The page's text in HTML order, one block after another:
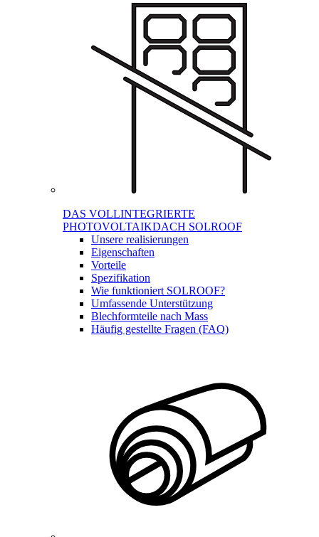
DAS VOLLINTEGRIERTE
PHOTOVOLTAIKDACH SOLROOF
Unsere realisierungen
Eigenschaften
Vorteile
Spezifikation
Wie funktioniert SOLROOF?
Umfassende Unterstützung
Blechformteile nach Mass
Häufig gestellte Fragen (FAQ)